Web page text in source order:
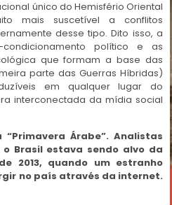
único do Hemisfério Oriental
mais suscetível a conflitos
desse tipo. Dito isso, a
político e as
que formam a base das
parte das Guerras Híbridas)
em qualquer lugar do
interconectada da mídia social
Árabe”. Analistas
Brasil estava sendo alvo da
2013, quando um estranho
no país através da internet.